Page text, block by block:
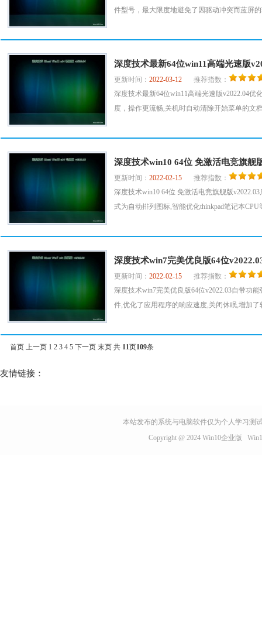
件型号，最大限度地避免了因驱动冲突而蓝屏
深度技术最新64位win11高端光速版
更新时间： 2022-03-12
推荐指数：
深度技术最新64位win11高端光速版v2022.04
度，操作更流畅,关机时自动清除开始菜单的文
深度技术win10 64位 免激活电竞旗舰
更新时间： 2022-02-15
推荐指数：
深度技术win10 64位 免激活电竞旗舰版
式为自动排列图标,智能优化thinkpad笔记本
深度技术win7完美优良版64位
更新时间： 2022-02-15
推荐指数：
深度技术win7完美优良版64位v2022.03自带功
件,优化了应用程序的响应速度,关闭休眠,增加
首页 上一页 1 2 3 4 5 下一页 末页 共 11页109条
友情链接：
本站发布的系统与电脑软件仅为个人学习测
Copyright @ 2024 Win10企业版